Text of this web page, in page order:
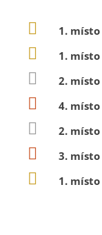
1. místo
1. místo
2. místo
4. místo
2. místo
3. místo
1. místo